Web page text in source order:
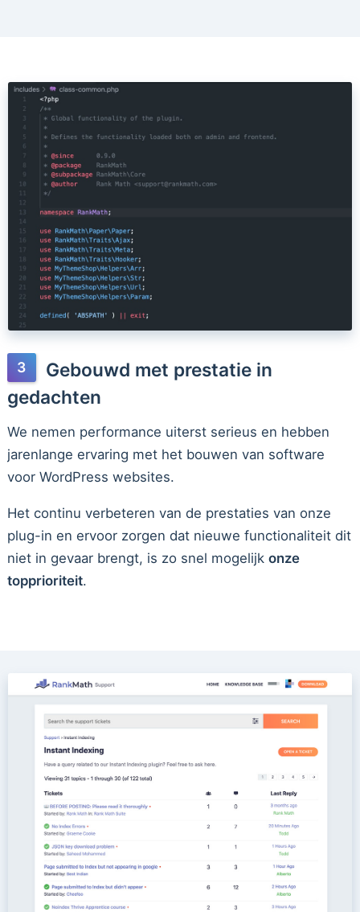
Gebouwd met prestatie in
gedachten
We nemen performance uiterst serieus en hebben
jarenlange ervaring met het bouwen van software
voor WordPress websites.
Het continu verbeteren van de prestaties van onze
plug-in en ervoor zorgen dat nieuwe functionaliteit dit
niet in gevaar brengt, is zo snel mogelijk onze
topprioriteit.